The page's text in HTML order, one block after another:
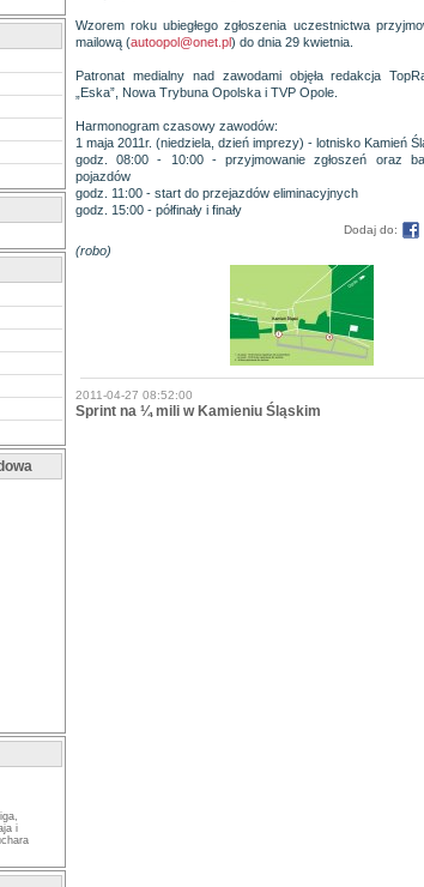
,
i
Wzorem roku ubiegłego zgłoszenia uczestnictwa
mailową (autoopol@onet.pl) do dnia 29 kwietnia.
Patronat medialny nad zawodami objęła redakcja
„Eska”, Nowa Trybuna Opolska i TVP Opole.
Harmonogram czasowy zawodów:
1 maja 2011r. (niedziela, dzień imprezy) - lotnisko Kamień
godz. 08:00 - 10:00 - przyjmowanie zgłoszeń oraz
pojazdów
godz. 11:00 - start do przejazdów eliminacyjnych
godz. 15:00 - półfinały i finały
Dodaj do:
(robo)
2011-04-27 08:52:00
Sprint na ¼ mili w Kamieniu Śląskim